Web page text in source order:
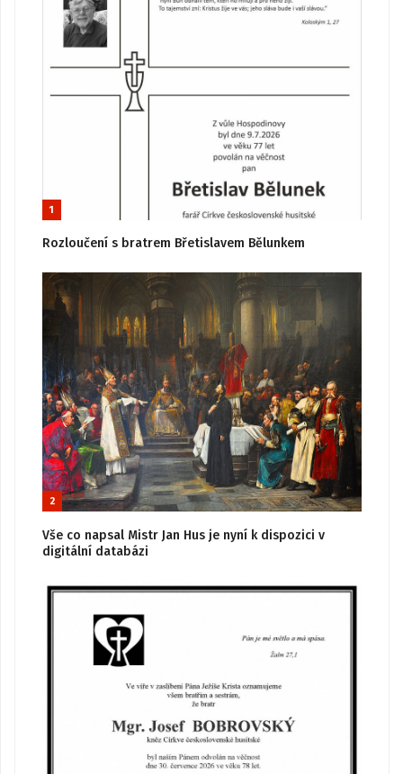
1
Rozloučení s bratrem Břetislavem Bělunkem
2
Vše co napsal Mistr Jan Hus je nyní k dispozici v
digitální databázi